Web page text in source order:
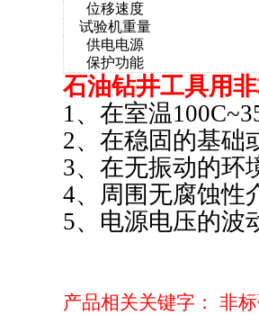
位移速度
试验机重量
供电电源
保护功能
石油钻井工具用
1、在室温
2、在稳固的基础
3、在无振动的环
4、周围无腐蚀性
5、电源电压的波
产品相关关键字： 非